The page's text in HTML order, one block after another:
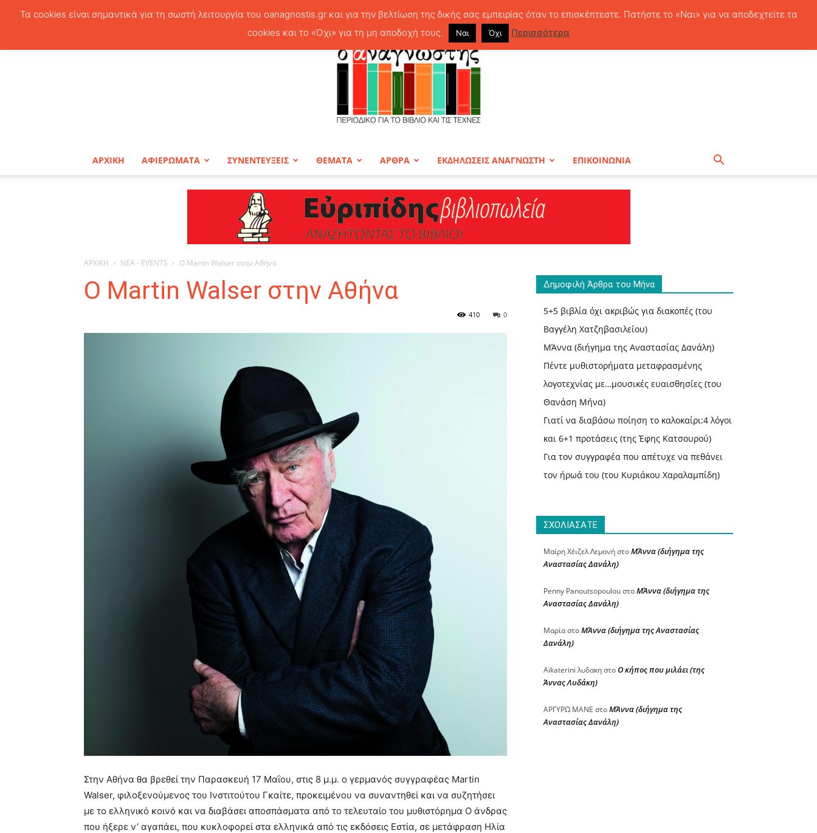
Παρασκευή, 7 Αυγούστου, 2026
ΒΙΒΛΙΟ
ΚΑΙ
ΤΕΧΝΕΣ
ΑΡΧΙΚΗ ΑΦΙΕΡΩΜΑΤΑ ΣΥΝΕΝΤΕΥΞΕΙΣ ΘΕΜΑΤΑ ΑΡΘΡΑ ΕΚΔΗΛΩΣΕΙΣ ΑΝΑΓΝΩΣΤΗ ΕΠΙΚΟΙΝΩΝΙΑ
ΑΡΧΙΚΗ ΝΕΑ - EVENTS O Martin Walser στην Αθήνα
O Martin Walser στην Αθήνα
0
410
Στην Αθήνα θα βρεθεί την Παρασκευή 17 Μαΐου, στις 8 μ.μ. ο γερμανός συγγραφέας Martin
Walser, φιλοξενούμενος του Ινστιτούτου Γκαίτε, προκειμένου να συναντηθεί και να συζητήσει
με το ελληνικό κοινό και να διαβάσει αποσπάσματα από το τελευταίο του μυθιστόρημα Ο άνδρας
που ήξερε ν’ αγαπάει, που κυκλοφορεί στα ελληνικά από τις εκδόσεις Εστία, σε μετάφραση Ηλία
Δημοφιλή Άρθρα του Μήνα
5+5 βιβλία όχι ακριβώς για διακοπές (του
Βαγγέλη Χατζηβασιλείου)
ΜΆννα (διήγημα της Αναστασίας Δανάλη)
Πέντε μυθιστορήματα μεταφρασμένης
λογοτεχνίας με…μουσικές ευαισθησίες (του
Θανάση Μήνα)
Γιατί να διαβάσω ποίηση το καλοκαίρι:4 λόγοι
και 6+1 προτάσεις (της Έφης Κατσουρού)
Για τον συγγραφέα που απέτυχε να πεθάνει
τον ήρωά του (του Κυριάκου Χαραλαμπίδη)
ΣΧΟΛΙΑΣΑΤΕ
Μαίρη Χέιζελ ΛεμονήστοΜΆννα (διήγημα της
Αναστασίας Δανάλη)
Penny PanoutsopoulouστοΜΆννα (διήγημα της
Αναστασίας Δανάλη)
ΜαρίαστοΜΆννα (διήγημα της Αναστασίας
Δανάλη)
Aikaterini λυδακηστοΟ κήπος που μιλάει (της
Άννας Λυδάκη)
ΑΡΓΥΡΩ ΜΑΝΕ στοΜΆννα (διήγημα της
Αναστασίας Δανάλη)
Τα cookies είναι σημαντικά για τη σωστή λειτουργία του oanagnostis.gr και για την βελτίωση της δικής σας εμπειρίας όταν το επισκέπτεστε. Πατήστε το «Ναι» για να αποδεχτείτε τα
cookies και το «Όχι» για τη μη αποδοχή τους.
Ναι Όχι Περισσότερα